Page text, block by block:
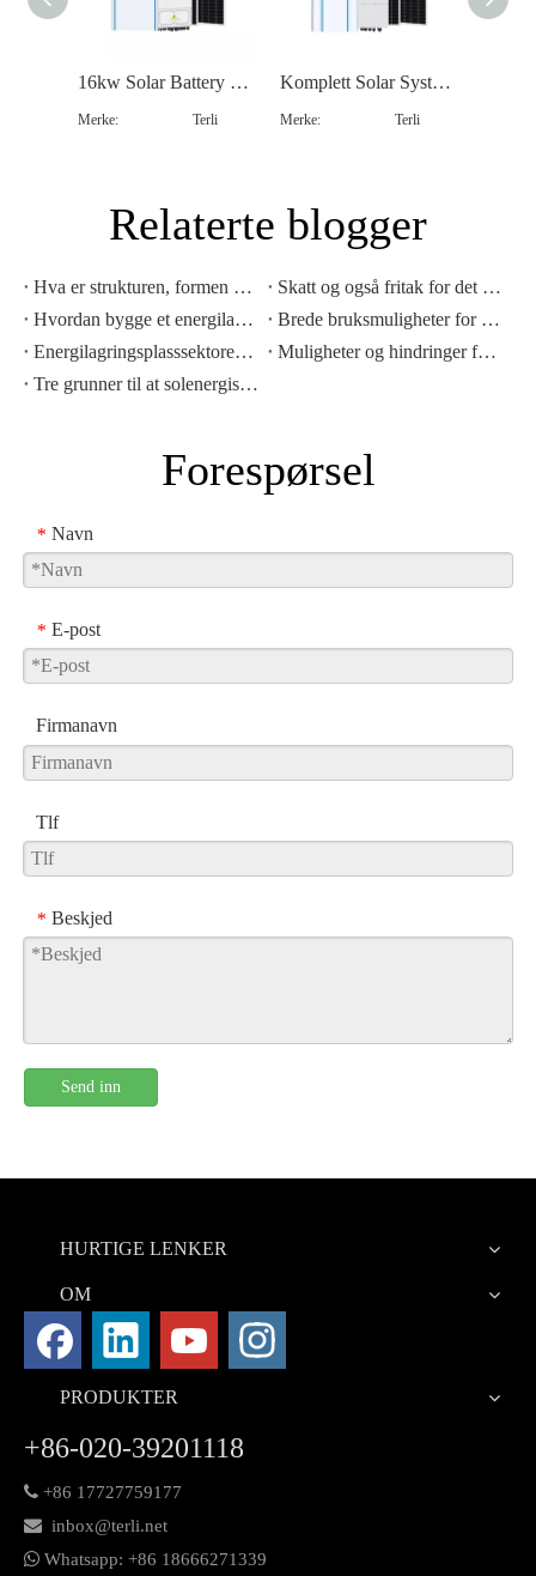
16kw Solar Battery Power Solar Battery Backup System
Merke: Terli
Komplett Solar System 10kw Solar Battery Backup System
Merke: Terli
Relaterte blogger
Hva er strukturen, formen og fordelene med On-grid solsystem?
Skatt og også fritak for det sørafrikanske solsystemet!
Hvordan bygge et energilagringssystem for hjemme med Terli？
Brede bruksmuligheter for solcelleanlegg for energilagring
Energilagringsplasssektoren må kjempe mot: Kraftlagringsplasssystemintegrasjon (ESS)
Muligheter og hindringer for sirkulasjon batteristrøm lagringsplass -system
Tre grunner til at solenergisentre må utstyres med lagringsplasssystemer for batterienergi
Forespørsel
* Navn
* E-post
Firmanavn
Tlf
* Beskjed
Send inn
HURTIGE LENKER
OM
PRODUKTER
+86-020-39201118
 +86 17727759177
 inbox@terli.net
 Whatsapp: +86 18666271339